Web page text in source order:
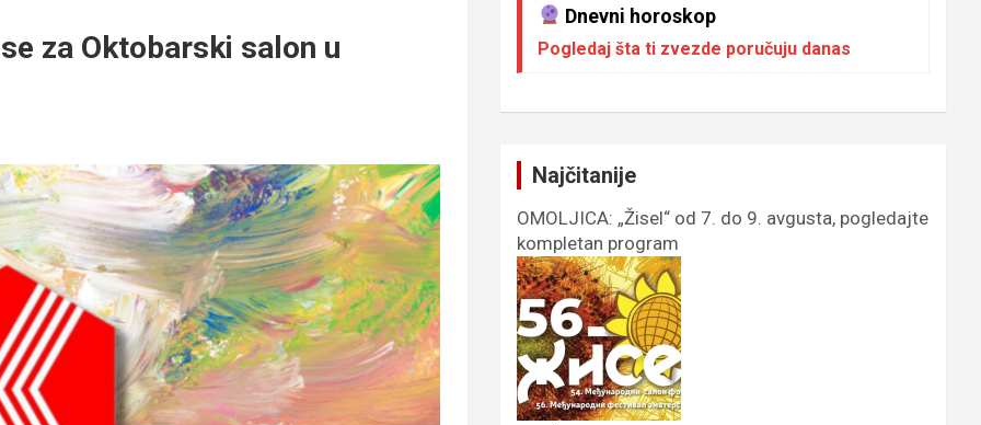
za Oktobarski salon u
Dnevni horoskop
Pogledaj šta ti zvezde poručuju danas
Najčitanije
OMOLJICA: „Žisel“ od 7. do 9. avgusta, pogledajte
kompletan program